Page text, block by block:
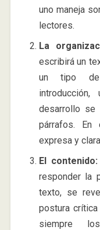
uno maneja
lectores.
La
escribirá un
un tipo de
desarrollo
párrafos. En
expresa y
El contenido:
responder la
texto, se
postura
siempre